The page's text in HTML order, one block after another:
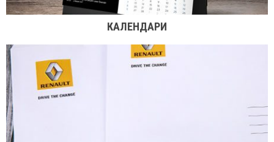
КАЛЕНДАРИ